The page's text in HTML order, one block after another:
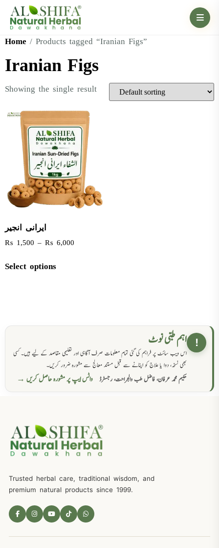
Home / Products tagged “Iranian Figs”
Iranian Figs
Showing the single result
ایرانی انجیر
₨ 1,500 – ₨ 6,000
Select options
! اہم طبی نوٹ
اس ویب سائٹ پر فراہم کی گئی تمام معلومات صرف آگاہی اور تعلیمی مقاصد کے لیے ہیں۔ کسی
بھی نسخہ، دوا یا علاج کو اپنانے سے قبل مستند معالج سے مشورہ ضرور کریں۔
حکیم محمد عرفان، فاضل طب والجراحت، رجسٹرڈ
واٹس ایپ پر مشورہ حاصل کریں →
Trusted herbal care, traditional wisdom, and
premium natural products since 1999.